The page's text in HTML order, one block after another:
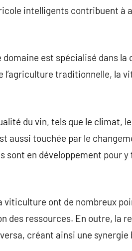
intelligents contribuent
est spécialisé dans
traditionnelle, la
du vin, tels que le climat,
aussi touchée par le
sont en développement pour
viticulture ont de nombreux
des ressources. En outre, la
créant ainsi une synergie